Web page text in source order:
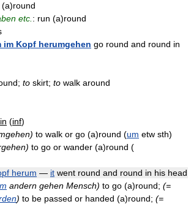
(a)round
etc. : run (a)round
im Kopf herumgehen go round and round in
to skirt; to walk around
(inf)
to walk or go (a)round (um etw sth)
to go or wander (a)round (
herum — it went round and round in his head
andern gehen Mensch) to go (a)round; (=
) to be passed or handed (a)round; (=